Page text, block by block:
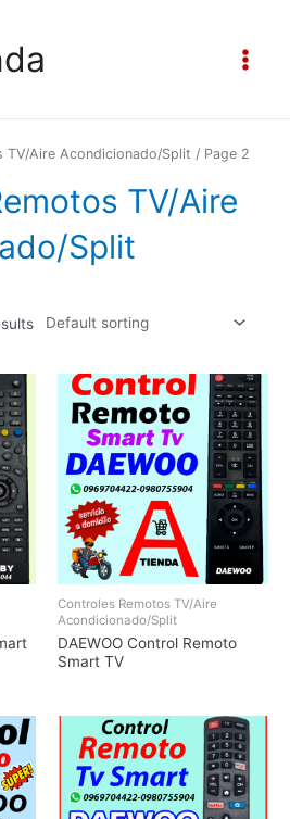
Main
TV/Aire Acondicionado/Split / Page 2
TV/Aire
Split
Controles Remotos TV/Aire
Acondicionado/Split
DAEWOO Control Remoto
Smart TV